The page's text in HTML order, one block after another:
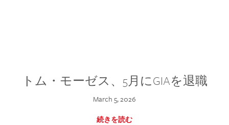
トム・モーゼス、5月にGIAを退職
March 5, 2026
続きを読む